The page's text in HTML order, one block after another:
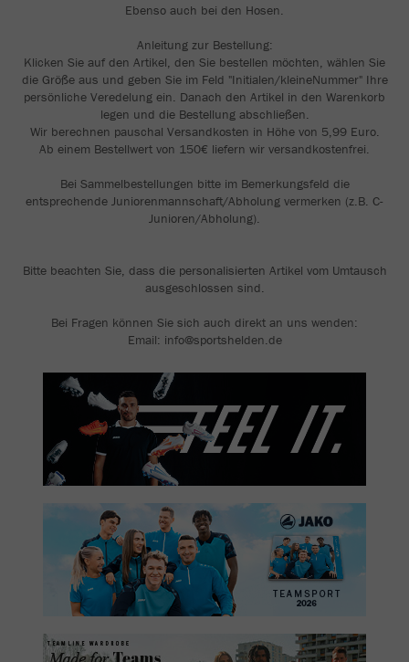
Ebenso auch bei den Hosen.
Anleitung zur Bestellung:
Klicken Sie auf den Artikel, den Sie bestellen möchten, wählen Sie
die Größe aus und geben Sie im Feld "Initialen/kleineNummer" Ihre
persönliche Veredelung ein. Danach den Artikel in den Warenkorb
legen und die Bestellung abschließen.
Wir berechnen pauschal Versandkosten in Höhe von 5,99 Euro.
Ab einem Bestellwert von 150€ liefern wir versandkostenfrei.
Bei Sammelbestellungen bitte im Bemerkungsfeld die
entsprechende Juniorenmannschaft/Abholung vermerken (z.B. C-
Junioren/Abholung).
Bitte beachten Sie, dass die personalisierten Artikel vom Umtausch
ausgeschlossen sind.
Bei Fragen können Sie sich auch direkt an uns wenden:
Email: info@sportshelden.de